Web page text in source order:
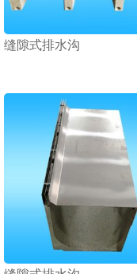
缝隙式排水沟